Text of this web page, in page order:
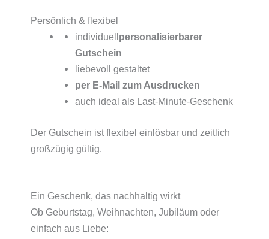
Persönlich & flexibel
individuell personalisierbarer
Gutschein
liebevoll gestaltet
per E-Mail zum Ausdrucken
auch ideal als Last-Minute-Geschenk
Der Gutschein ist flexibel einlösbar und zeitlich
großzügig gültig.
Ein Geschenk, das nachhaltig wirkt
Ob Geburtstag, Weihnachten, Jubiläum oder
einfach aus Liebe: